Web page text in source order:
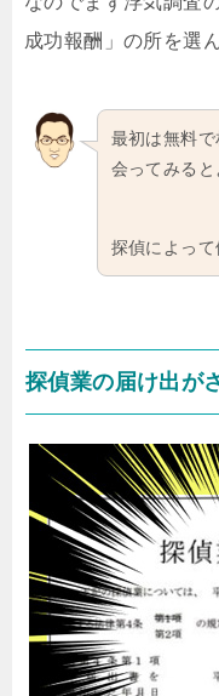
成功報酬」の所を選
最初は無料
会ってみると
探偵によって
探偵業の届け出が